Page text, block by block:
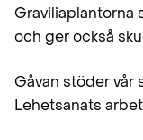
Graviliaplantorna
och ger också
Gåvan stöder vår
Lehetsanats